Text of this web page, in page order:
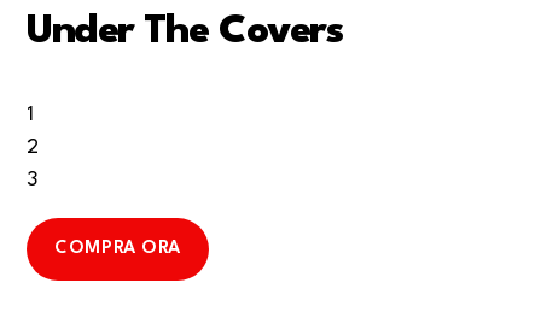
Under The Covers
1
2
3
COMPRA ORA